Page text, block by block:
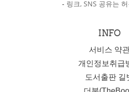
- 링크, SNS 공유는
INFO
서비스 약
개인정보취급
도서출판 길